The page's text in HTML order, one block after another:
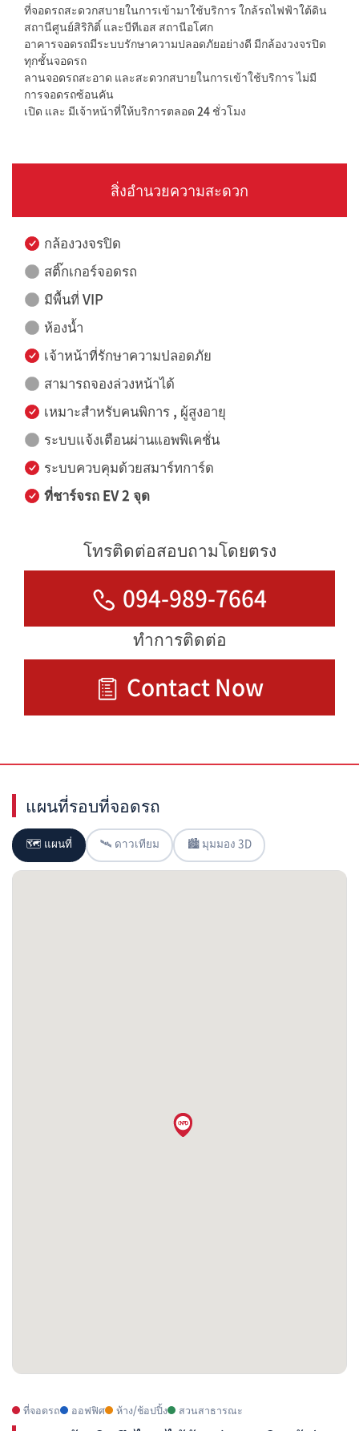
ที่จอดรถสะดวกสบายในการเข้ามาใช้บริการ ใกล้รถไฟฟ้าใต้ดิน
สถานีศูนย์สิริกิติ์ และบีทีเอส สถานีอโศก
อาคารจอดรถมีระบบรักษาความปลอดภัยอย่างดี มีกล้องวงจรปิด
ทุกชั้นจอดรถ
ลานจอดรถสะอาด และสะดวกสบายในการเข้าใช้บริการ ไม่มี
การจอดรถซ้อนคัน
เปิด และ มีเจ้าหน้าที่ให้บริการตลอด 24 ชั่วโมง
สิ่งอำนวยความสะดวก
กล้องวงจรปิด
สติ๊กเกอร์จอดรถ
มีพื้นที่ VIP
ห้องน้ำ
เจ้าหน้าที่รักษาความปลอดภัย
สามารถจองล่วงหน้าได้
เหมาะสำหรับคนพิการ , ผู้สูงอายุ
ระบบแจ้งเตือนผ่านแอพพิเคชั่น
ระบบควบคุมด้วยสมาร์ทการ์ด
ที่ชาร์จรถ EV 2 จุด
โทรติดต่อสอบถามโดยตรง
094-989-7664
ทำการติดต่อ
Contact Now
แผนที่รอบที่จอดรถ
🗺 แผนที่ 🛰 ดาวเทียม 🏙 มุมมอง 3D
ที่จอดรถ ออฟฟิศ ห้าง/ช้อปปิ้ง สวนสาธารณะ